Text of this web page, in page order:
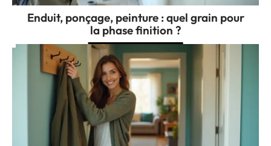
Enduit, ponçage, peinture : quel grain pour
la phase finition ?